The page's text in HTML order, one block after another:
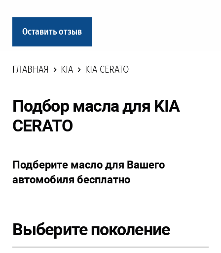
Оставить отзыв
ГЛАВНАЯ KIA KIA CERATO
Подбор масла для KIA
CERATO
Подберите масло для Вашего
автомобиля бесплатно
Выберите поколение